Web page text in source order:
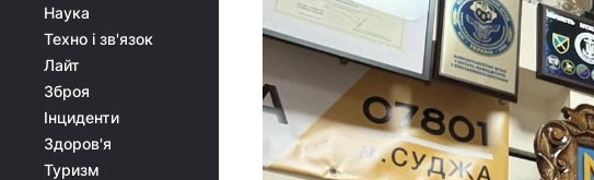
Наука
Техно і зв'язок
Лайт
Зброя
Інциденти
Здоров'я
Туризм